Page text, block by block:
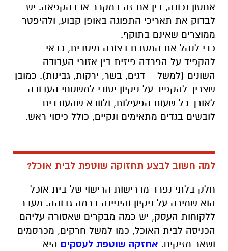
אחסון נכונה, בין אם זה במקרר או בהקפאה. יש
לבדוק את תאריכי התפוגה באופן קבוע, ולהיפטר
ממוצרים שאינם בתוקף.
כדי לנהל את המטבח בצורה מיטבית, כדאי
להקפיד על הפרדה פיזית בין אזורי העבודה
השונים (למשל – דגים, בשר, ירקות, גבינות). כמובן
שצריך להקפיד על ניקיון יסודי למשטחי העבודה
לאורך כל שעות הפעילות, ולוודא שהעובדים
לובשים בגדים מתאימים ונקיים, כולל כיסוי ראש.
למה חשוב לבצע תחזוקה שוטפת לבית אוכל?
חלק בלתי נפרד מדרישות הרישוי של בית אוכל
הוא שמירה על ניקיון והיגיינה ברמה גבוהה. מעבר
ללקוחות העסק, יש כמה מבקרים שאסורה עליהם
הכניסה לבית האוכל, כמו למשל חרקים, מכרסמים
ושאר מזיקים. אחזקה שוטפת לעסקים היא